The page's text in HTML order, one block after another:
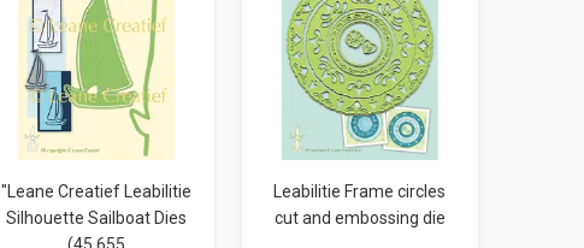
"Leane Creatief Leabilitie
Silhouette Sailboat Dies
Leabilitie Frame circles
cut and embossing die